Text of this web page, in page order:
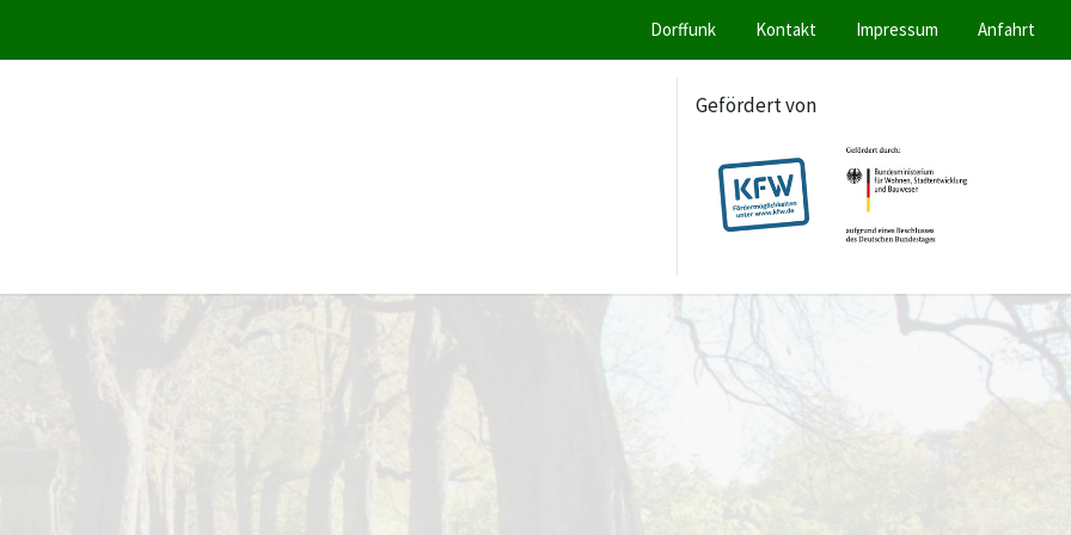
Dorffunk Kontakt Impressum Anfahrt
Gefördert von